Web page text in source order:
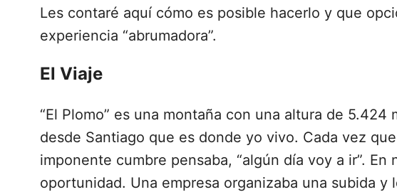
Les contaré aquí cómo es posible hacerlo y que
experiencia “abrumadora”.
El Viaje
“El Plomo” es una montaña con una altura de
desde Santiago que es donde yo vivo. Cada vez
imponente cumbre pensaba, “algún día voy a ir”.
oportunidad. Una empresa organizaba una subida